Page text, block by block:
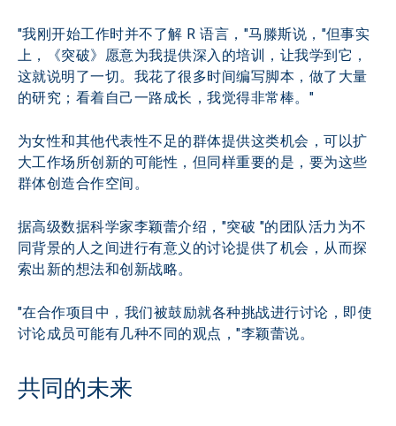
"我刚开始工作时并不了解 R 语言，"马滕斯说，"但事实
上，《突破》愿意为我提供深入的培训，让我学到它，
这就说明了一切。我花了很多时间编写脚本，做了大量
的研究；看着自己一路成长，我觉得非常棒。"
为女性和其他代表性不足的群体提供这类机会，可以扩
大工作场所创新的可能性，但同样重要的是，要为这些
群体创造合作空间。
据高级数据科学家李颖蕾介绍，"突破 "的团队活力为不
同背景的人之间进行有意义的讨论提供了机会，从而探
索出新的想法和创新战略。
"在合作项目中，我们被鼓励就各种挑战进行讨论，即使
讨论成员可能有几种不同的观点，"李颖蕾说。
共同的未来